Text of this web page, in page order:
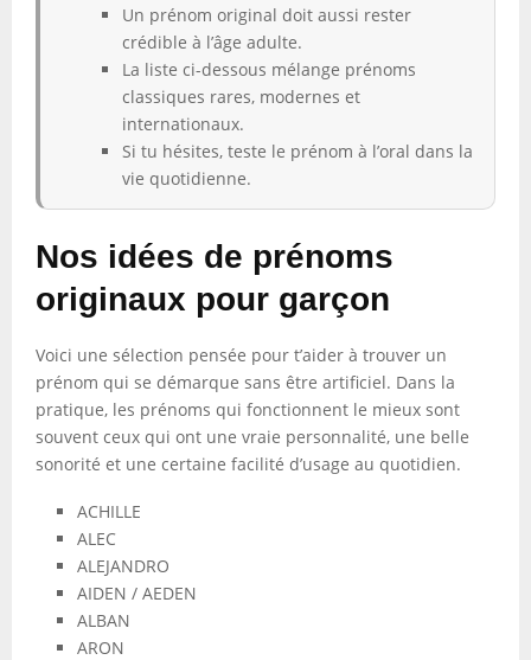
Un prénom original doit aussi rester
crédible à l’âge adulte.
La liste ci-dessous mélange prénoms
classiques rares, modernes et
internationaux.
Si tu hésites, teste le prénom à l’oral dans la
vie quotidienne.
Nos idées de prénoms
originaux pour garçon
Voici une sélection pensée pour t’aider à trouver un
prénom qui se démarque sans être artificiel. Dans la
pratique, les prénoms qui fonctionnent le mieux sont
souvent ceux qui ont une vraie personnalité, une belle
sonorité et une certaine facilité d’usage au quotidien.
ACHILLE
ALEC
ALEJANDRO
AIDEN / AEDEN
ALBAN
ARON